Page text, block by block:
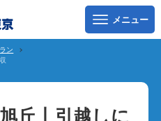
ン
丘丨引越しに